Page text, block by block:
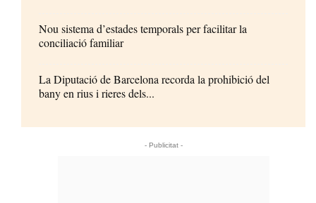
Nou sistema d’estades temporals per facilitar la
conciliació familiar
La Diputació de Barcelona recorda la prohibició del
bany en rius i rieres dels...
- Publicitat -